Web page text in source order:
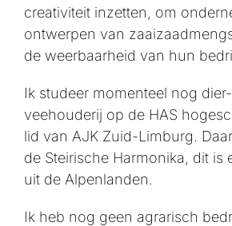
creativiteit inzetten, om
ontwerpen van
de weerbaarheid van hun
Ik studeer momenteel nog
veehouderij op de HAS
lid van AJK Zuid-Limburg.
de Steirische Harmonika, dit is
uit de Alpenlanden.
Ik heb nog geen agrarisch